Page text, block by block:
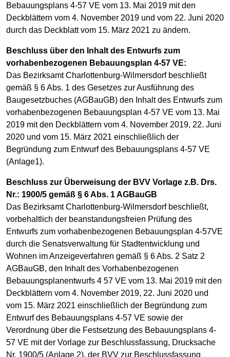
Bebauungsplans 4-57 VE vom 13. Mai 2019 mit den
Deckblättern vom 4. November 2019 und vom 22. Juni 2020
durch das Deckblatt vom 15. März 2021 zu ändern.
Beschluss über den Inhalt des Entwurfs zum
vorhabenbezogenen Bebauungsplan 4-57 VE:
Das Bezirksamt Charlottenburg-Wilmersdorf beschließt
gemäß § 6 Abs. 1 des Gesetzes zur Ausführung des
Baugesetzbuches (AGBauGB) den Inhalt des Entwurfs zum
vorhabenbezogenen Bebauungsplan 4-57 VE vom 13. Mai
2019 mit den Deckblättern vom 4. November 2019, 22. Juni
2020 und vom 15. März 2021 einschließlich der
Begründung zum Entwurf des Bebauungsplans 4-57 VE
(Anlage1).
Beschluss zur Überweisung der BVV Vorlage z.B. Drs.
Nr.: 1900/5 gemäß § 6 Abs. 1 AGBauGB
Das Bezirksamt Charlottenburg-Wilmersdorf beschließt,
vorbehaltlich der beanstandungsfreien Prüfung des
Entwurfs zum vorhabenbezogenen Bebauungsplan 4-57VE
durch die Senatsverwaltung für Stadtentwicklung und
Wohnen im Anzeigeverfahren gemäß § 6 Abs. 2 Satz 2
AGBauGB, den Inhalt des Vorhabenbezogenen
Bebauungsplanentwurfs 4 57 VE vom 13. Mai 2019 mit den
Deckblättern vom 4. November 2019, 22. Juni 2020 und
vom 15. März 2021 einschließlich der Begründung zum
Entwurf des Bebauungsplans 4-57 VE sowie der
Verordnung über die Festsetzung des Bebauungsplans 4-
57 VE mit der Vorlage zur Beschlussfassung, Drucksache
Nr. 1900/5 (Anlage 2), der BVV zur Beschlussfassung